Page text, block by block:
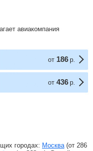
авиакомпания
от 186 р.
от 436 р.
городах: Москва (от 286